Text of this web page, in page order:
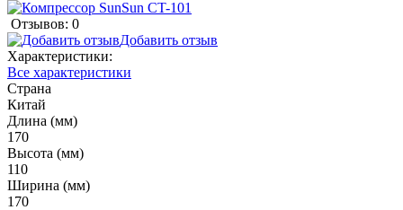
Отзывов: 0
Добавить отзыв
Характеристики:
Все характеристики
Страна
Китай
Длина (мм)
170
Высота (мм)
110
Ширина (мм)
170